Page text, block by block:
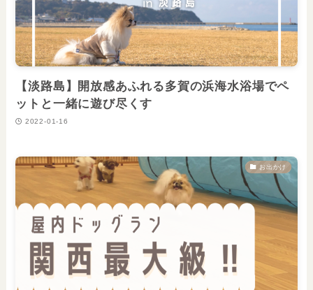
【淡路島】開放感あふれる多賀の浜海水浴場でペ
ットと一緒に遊び尽くす
2022-01-16
お出かけ